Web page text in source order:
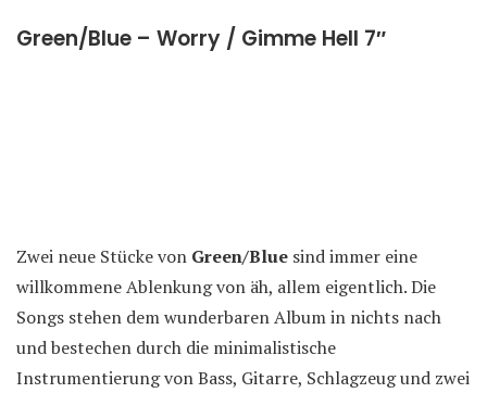
Green/Blue – Worry / Gimme Hell 7″
Zwei neue Stücke von Green/Blue sind immer eine
willkommene Ablenkung von äh, allem eigentlich. Die
Songs stehen dem wunderbaren Album in nichts nach
und bestechen durch die minimalistische
Instrumentierung von Bass, Gitarre, Schlagzeug und zwei